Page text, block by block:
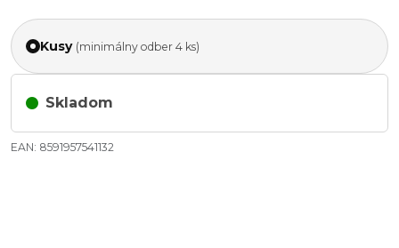
Kusy (minimálny odber 4 ks)
Skladom
EAN: 8591957541132